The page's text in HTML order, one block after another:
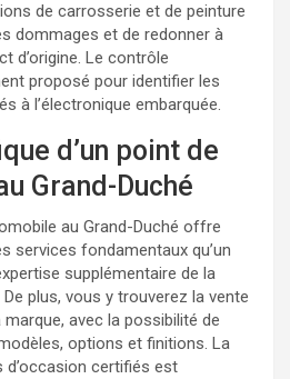
de carrosserie et de peinture
dommages et de redonner à
d’origine. Le contrôle
proposé pour identifier les
à l’électronique embarquée.
d’un point de
Grand-Duché
au Grand-Duché offre
services fondamentaux qu’un
supplémentaire de la
plus, vous y trouverez la vente
avec la possibilité de
options et finitions. La
certifiés est